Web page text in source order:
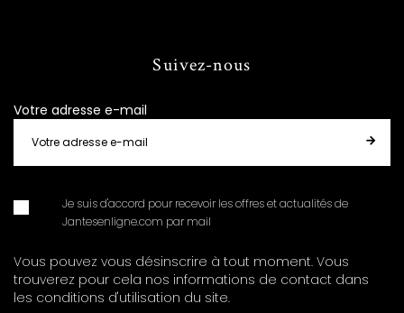
Suivez-nous
Votre adresse e-mail
Je suis d'accord pour recevoir les offres et actualités de
Jantesenligne.com par mail
Vous pouvez vous désinscrire à tout moment. Vous
trouverez pour cela nos informations de contact dans
les conditions d'utilisation du site.